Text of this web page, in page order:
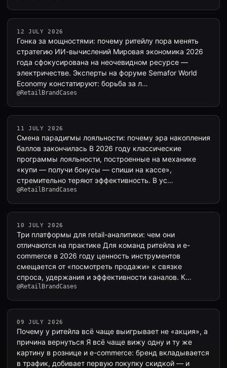
12 JULY 2026
Гонка за мощностями: почему ритейлу пора менять
стратегию ИИ-вычислений Мировая экономика 2026
года сфокусирована на неочевидном ресурсе —
электричестве. Эксперты на форуме Semafor World
Economy констатируют: борьба за л…
@RetailBrandCases
11 JULY 2026
Смена парадигмы лояльности: почему эра накопления
баллов закончилась В 2026 году классические
программы лояльности, построенные на механике
«купи — получи бонусы — спиши на кассе»,
стремительно теряют эффективность. В ус…
@RetailBrandCases
10 JULY 2026
Три платформы для retail-аналитики: чем они
отличаются на практике Для команд ритейла и e-
commerce в 2026 году ценность инструментов
смещается от «посмотреть продажи» к связке
спроса, удержания и эффективности каналов. К…
@RetailBrandCases
09 JULY 2026
Почему у ритейла всё чаще выигрывает не «акция», а
причина вернуться Я всё чаще вижу одну и ту же
картину в рознице и e-commerce: бренд вкладывается
в трафик, добивает первую покупку скидкой — и